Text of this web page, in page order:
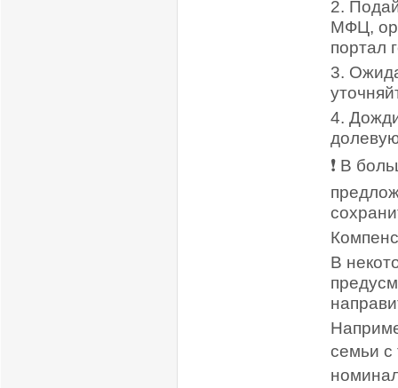
2.
МФЦ,
портал
3.
4.
❗️ В
В
семьи с